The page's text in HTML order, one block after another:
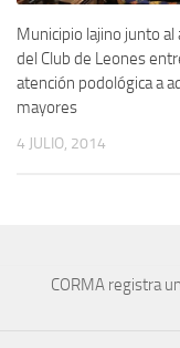
Municipio lajino junto al
del Club de Leones
atención podológica a
mayores
4 JULIO, 2014
CORMA registra